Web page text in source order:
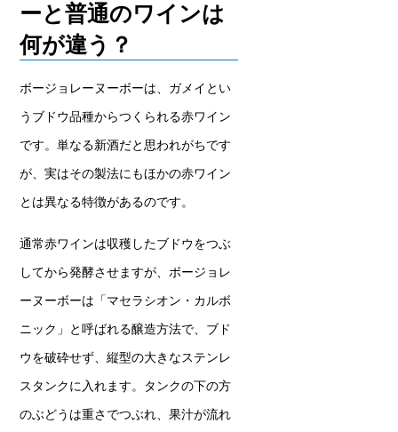
ーと普通のワインは
何が違う？
ボージョレーヌーボーは、ガメイとい
うブドウ品種からつくられる赤ワイン
です。単なる新酒だと思われがちです
が、実はその製法にもほかの赤ワイン
とは異なる特徴があるのです。
通常赤ワインは収穫したブドウをつぶ
してから発酵させますが、ボージョレ
ーヌーボーは「マセラシオン・カルボ
ニック」と呼ばれる醸造方法で、ブド
ウを破砕せず、縦型の大きなステンレ
スタンクに入れます。タンクの下の方
のぶどうは重さでつぶれ、果汁が流れ